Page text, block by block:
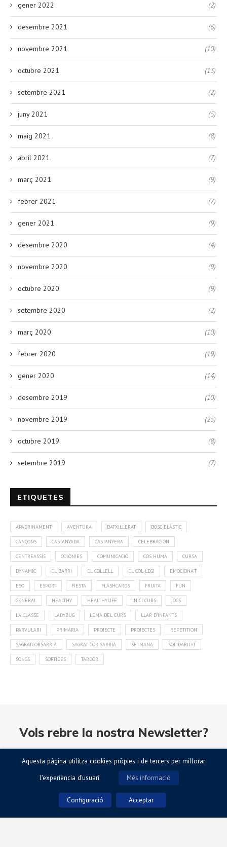
gener 2022 (2)
desembre 2021 (6)
novembre 2021 (10)
octubre 2021 (13)
setembre 2021 (2)
juny 2021 (5)
maig 2021 (8)
abril 2021 (7)
març 2021 (9)
febrer 2021 (7)
gener 2021 (9)
desembre 2020 (4)
novembre 2020 (9)
octubre 2020 (9)
setembre 2020 (2)
març 2020 (10)
febrer 2020 (19)
gener 2020 (14)
desembre 2019 (10)
novembre 2019 (25)
octubre 2019 (8)
setembre 2019 (7)
ETIQUETES
APADRINAMENT AVENTURA BATXILLERAT BOSC ELÀSTIC
CANÇONS CASTANYADA CASTANYERA CELEBRACIÓN
CENTREASSÍS COLÒNIES COMUNICACIÓ COS HUMÀ CURSA
DYNAMIC EL BARRI EL COLLELL EL COL·LEGI EMOCIONA'T
ESO ESPORT FIESTA FLASHCARDS FRUITA FUN
GENERAL HEALTHY HEALTHYLIFE INICI CURS JOCS
LA CLASSE LADYBUG LEMA DEL CURS LLAR D'INFANTS
PARVULARI PRIMÀRIA PROJECTE PROJECTES REPETITION
SAGRATCORSARRIÀ SAGRAT COR SARRIÀ SETMANA SOLIDARITAT
SONGS SORTIDES TARDOR
Vols rebre la nostra Newsletter?
Subscriu-te ara i te l’enviarem regularment.
Aquesta pàgina utilitza cookies pròpies i de tercers per millorar
l'experiència d'usuari
Més informació
Configuració Acceptar